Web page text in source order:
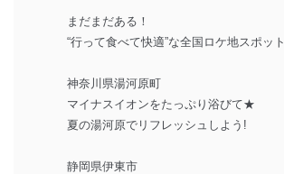
まだまだある！
“行って食べて快適”な全国ロケ地スポット
神奈川県湯河原町
マイナスイオンをたっぷり浴びて★
夏の湯河原でリフレッシュしよう!
静岡県伊東市